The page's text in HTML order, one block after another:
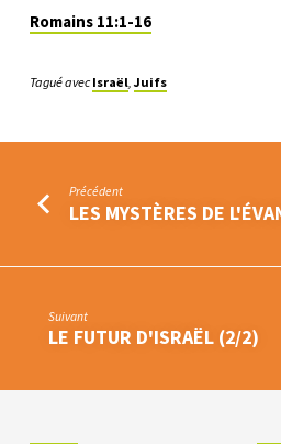
Romains 11:1-16
Tagué avec Israël,Juifs
Précédent
LES MYSTÈRES DE
Suivant
LE FUTUR D'ISRAËL (2/2)